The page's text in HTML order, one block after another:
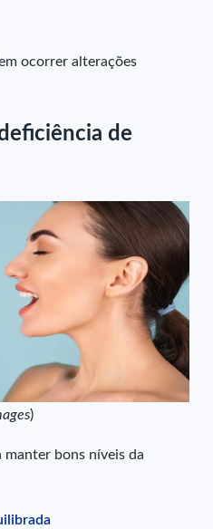
ocorrer alterações
de
)
manter bons níveis da